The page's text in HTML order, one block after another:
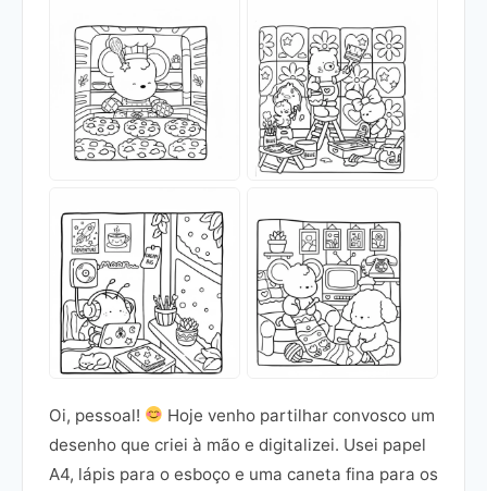
Oi, pessoal!
Hoje venho partilhar convosco um
desenho que criei à mão e digitalizei. Usei papel
A4, lápis para o esboço e uma caneta fina para os